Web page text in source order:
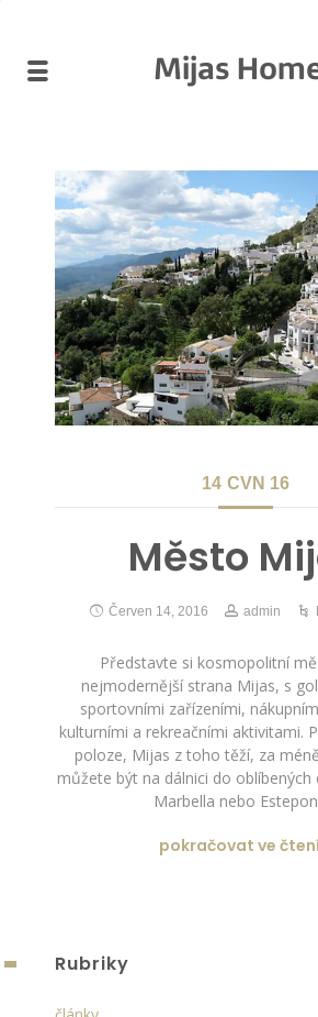
Mijas
14 CVN 16
Město
Červen 14, 2016 admin
Představte si kosmopolitní
nejmodernější strana Mijas, s
sportovními zařízeními,
kulturními a rekreačními aktivitami.
poloze, Mijas z toho těží, za
můžete být na dálnici do oblíbených
Marbella nebo
pokračovat ve
Rubriky